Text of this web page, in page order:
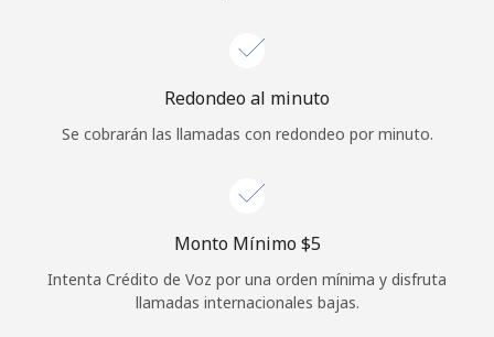
Iniciar Sesión
Continuar con
Redondeo al minuto
Se cobrarán las llamadas con redondeo por minuto.
Monto Mínimo ⁦$5⁩
Intenta Crédito de Voz por una orden mínima y disfruta
llamadas internacionales bajas.